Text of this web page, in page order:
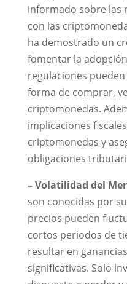
informado sobre las
con las
ha demostrado un
fomentar la
regulaciones
forma de comprar,
criptomonedas.
implicaciones
criptomonedas y
obligaciones
– Volatilidad del
son conocidas por
precios pueden
cortos periodos de
resultar en
significativas. Solo